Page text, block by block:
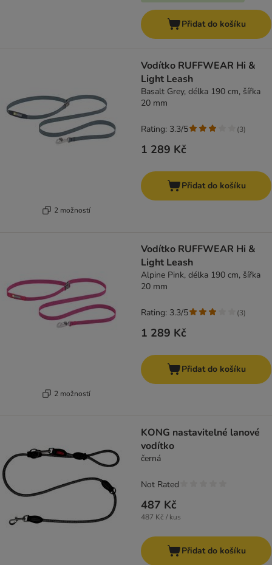
Přidat do košíku
2 možností
Vodítko RUFFWEAR Hi &
Light Leash
Basalt Grey, délka 190 cm, šířka
20 mm
1 289 Kč
Rating: 3.3/5 (3)
Přidat do košíku
2 možností
Vodítko RUFFWEAR Hi &
Light Leash
Alpine Pink, délka 190 cm, šířka
20 mm
1 289 Kč
Rating: 3.3/5 (3)
Přidat do košíku
KONG nastavitelné lanové
vodítko
černá
487 Kč
487 Kč / kus
Not Rated
Přidat do košíku